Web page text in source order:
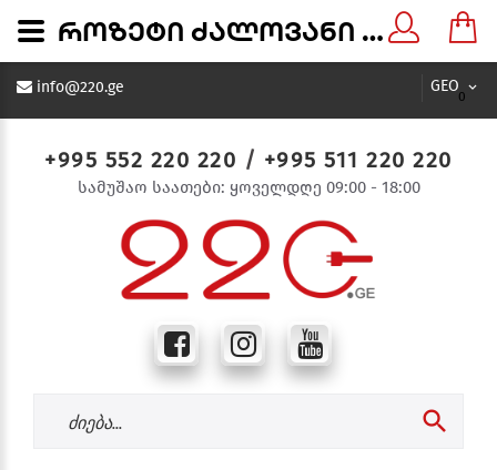
GEO
0
info@220.ge
+995 552 220 220 / +995 511 220 220
სამუშაო საათები: ყოველდღე 09:00 - 18:00
როზეტი ძალოვანი TDM 123 32ა 220ვ SQ0602-0004 - 220.ge